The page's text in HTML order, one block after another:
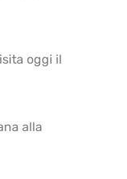
oggi il
alla